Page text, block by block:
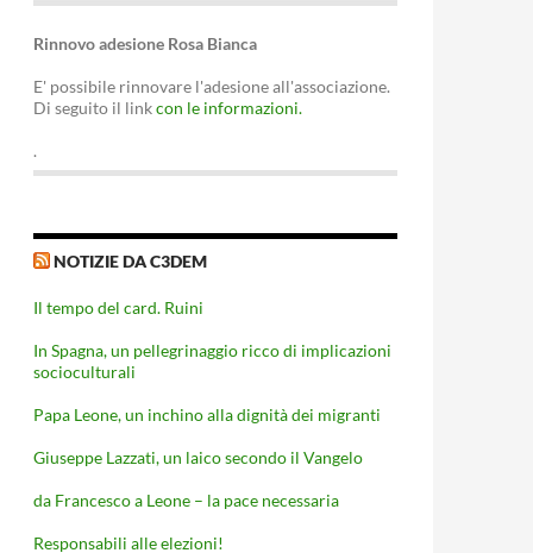
Rinnovo adesione Rosa Bianca
E' possibile rinnovare l'adesione all'associazione.
Di seguito il linkcon le informazioni.
.
NOTIZIE DA C3DEM
Il tempo del card. Ruini
In Spagna, un pellegrinaggio ricco di implicazioni
socioculturali
Papa Leone, un inchino alla dignità dei migranti
Giuseppe Lazzati, un laico secondo il Vangelo
da Francesco a Leone – la pace necessaria
Responsabili alle elezioni!